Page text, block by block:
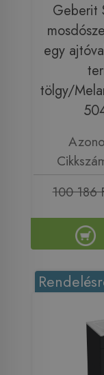
Geberit
egy
tölgy/
100 186